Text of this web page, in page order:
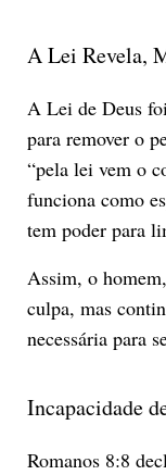
A Lei Revela,
A Lei de Deus
para remover o
“pela lei vem o
funciona como
tem poder para
Assim, o
culpa, mas
necessária para
Incapacidade
Romanos 8:8